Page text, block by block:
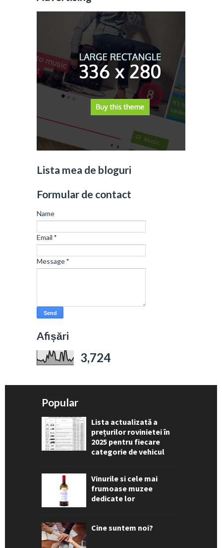
Lista mea de bloguri
Formular de contact
Name
Email *
Message*
Afișări
3,724
Popular
Lista actualizată a
prețurilor rovinietei în
2025 pentru fiecare
categorie de vehicul
Vinurile si cele mai
frumoase muzee
dedicate lor
Cine suntem noi?